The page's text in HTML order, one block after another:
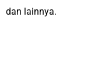
dan lainnya.